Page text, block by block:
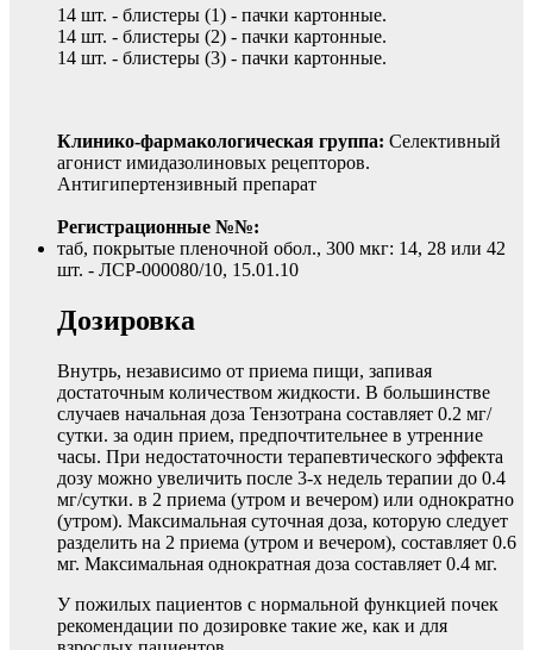
14 шт. - блистеры (1) - пачки картонные.
14 шт. - блистеры (2) - пачки картонные.
14 шт. - блистеры (3) - пачки картонные.
Клинико-фармакологическая группа: Селективный
агонист имидазолиновых рецепторов.
Антигипертензивный препарат
Регистрационные №№:
таб, покрытые пленочной обол., 300 мкг: 14, 28 или 42
шт. - ЛСР-000080/10, 15.01.10
Дозировка
Внутрь, независимо от приема пищи, запивая
достаточным количеством жидкости. В большинстве
случаев начальная доза Тензотрана составляет 0.2 мг/
сутки. за один прием, предпочтительнее в утренние
часы. При недостаточности терапевтического эффекта
дозу можно увеличить после 3-х недель терапии до 0.4
мг/сутки. в 2 приема (утром и вечером) или однократно
(утром). Максимальная суточная доза, которую следует
разделить на 2 приема (утром и вечером), составляет 0.6
мг. Максимальная однократная доза составляет 0.4 мг.
У пожилых пациентов с нормальной функцией почек
рекомендации по дозировке такие же, как и для